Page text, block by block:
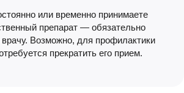
или временно принимаете
препарат — обязательно
Возможно, для профилактики
прекратить его прием.